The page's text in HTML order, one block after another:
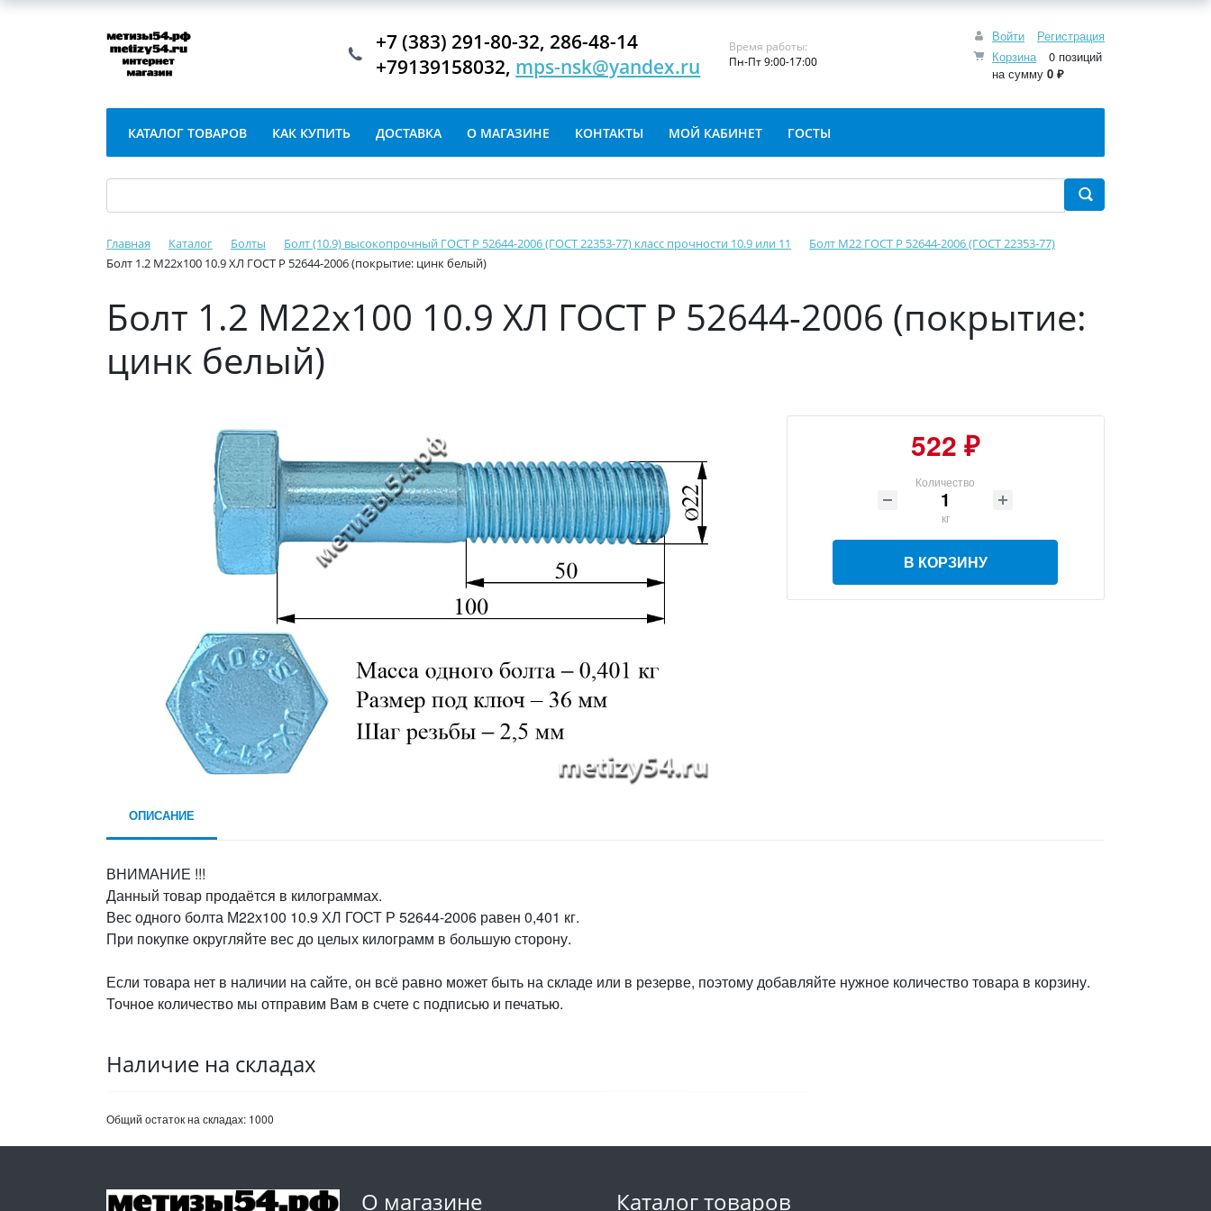
Войти
Регистрация
Корзина
0 позиций
на сумму 0 ₽
+7 (383) 291-80-32, 286-48-14
+79139158032, mps-nsk@yandex.ru
Время работы:
Пн-Пт 9:00-17:00
КАТАЛОГ ТОВАРОВ КАК КУПИТЬ ДОСТАВКА О МАГАЗИНЕ КОНТАКТЫ МОЙ КАБИНЕТ ГОСТЫ
Главная Каталог Болты Болт (10.9) высокопрочный ГОСТ Р 52644-2006 (ГОСТ 22353-77) класс прочности 10.9 или 11
Болт М22 ГОСТ Р 52644-2006 (ГОСТ 22353-77)
Болт 1.2 М22х100 10.9 ХЛ ГОСТ Р 52644-2006 (покрытие: цинк белый)
Болт 1.2 М22х100 10.9 ХЛ ГОСТ Р 52644-2006 (покрытие:
цинк белый)
522 ₽
Количество
кг
В КОРЗИНУ
ОПИСАНИЕ
ВНИМАНИЕ !!!
Данный товар продаётся в килограммах.
Вес одного болта М22х100 10.9 ХЛ ГОСТ Р 52644-2006 равен 0,401 кг.
При покупке округляйте вес до целых килограмм в большую сторону.
Если товара нет в наличии на сайте, он всё равно может быть на складе или в резерве, поэтому добавляйте нужное количество товара в корзину.
Точное количество мы отправим Вам в счете с подписью и печатью.
Наличие на складах
Общий остаток на складах: 1000
О магазине Каталог товаров